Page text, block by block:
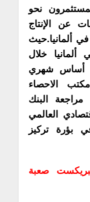
نحو
عن الإنتاج
ألمانيا.حيث
ألمانيا خلال
1.1% على أساس شهري
الاحصاء
مراجعة البنك
العالمي
في بؤرة تركيز
صعبة